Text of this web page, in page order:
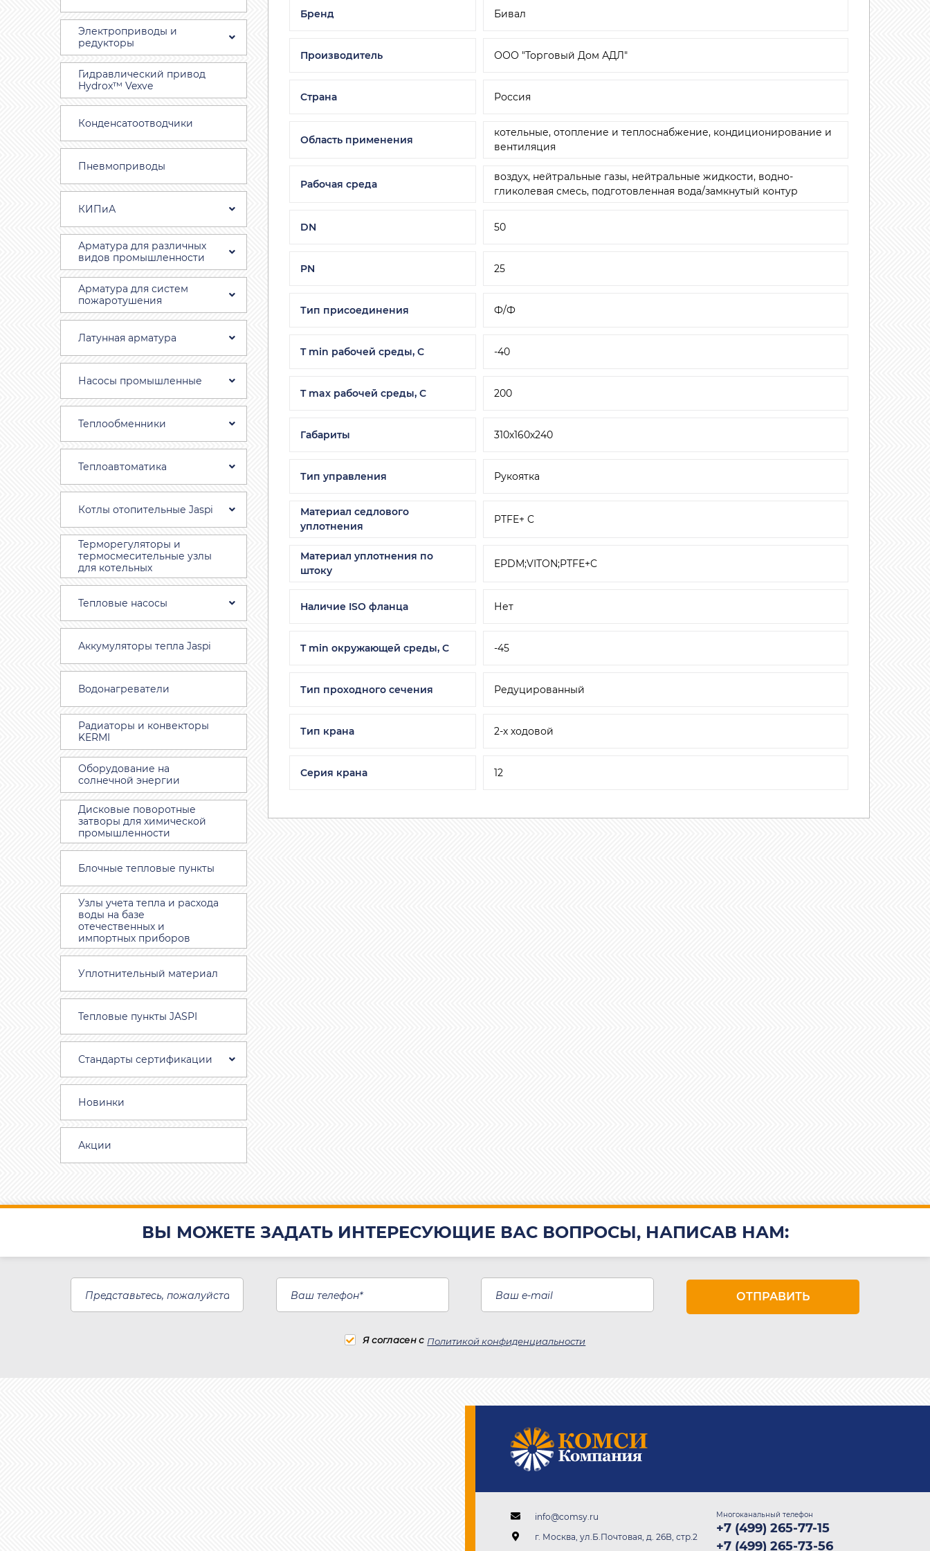
Бренд Бивал
Производитель ООО "Торговый Дом АДЛ"
Страна Россия
Область применения
котельные, отопление и теплоснабжение, кондиционирование и
вентиляция
Рабочая среда
воздух, нейтральные газы, нейтральные жидкости, водно-
гликолевая смесь, подготовленная вода/замкнутый контур
DN 50
PN 25
Тип присоединения Ф/Ф
T min рабочей среды, C -40
T max рабочей среды, С 200
Габариты 310х160х240
Тип управления Рукоятка
Материал седлового
уплотнения
PTFE+ C
Материал уплотнения по
штоку
EPDM;VITON;PTFE+C
Наличие ISO фланца Нет
T min окружающей среды, C -45
Тип проходного сечения Редуцированный
Тип крана 2-х ходовой
Серия крана 12
Электроприводы и
редукторы
Гидравлический привод
Hydrox™ Vexve
Конденсатоотводчики
Пневмоприводы
КИПиА
Арматура для различных
видов промышленности
Арматура для систем
пожаротушения
Латунная арматура
Насосы промышленные
Теплообменники
Теплоавтоматика
Котлы отопительные Jaspi
Терморегуляторы и
термосмесительные узлы
для котельных
Тепловые насосы
Аккумуляторы тепла Jaspi
Водонагреватели
Радиаторы и конвекторы
KERMI
Оборудование на
солнечной энергии
Дисковые поворотные
затворы для химической
промышленности
Блочные тепловые пункты
Узлы учета тепла и расхода
воды на базе
отечественных и
импортных приборов
Уплотнительный материал
Тепловые пункты JASPI
Стандарты сертификации
Новинки
Акции
ВЫ МОЖЕТЕ ЗАДАТЬ ИНТЕРЕСУЮЩИЕ ВАС ВОПРОСЫ, НАПИСАВ НАМ:
Я согласен с Политикой конфиденциальности
info@comsy.ru
г. Москва, ул.Б.Почтовая, д. 26В, стр.2
Многоканальный телефон
+7 (499) 265-77-15
+7 (499) 265-73-56